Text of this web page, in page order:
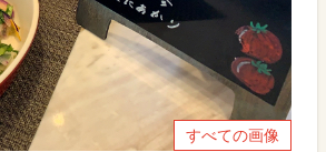
すべての画像